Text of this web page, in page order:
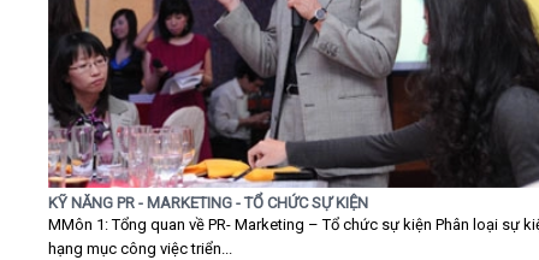
KỸ NĂNG PR - MARKETING - TỔ CHỨC SỰ KIỆN
MMôn 1: Tổng quan về PR- Marketing – Tổ chức sự kiện Phân loại sự
hạng mục công việc triển...